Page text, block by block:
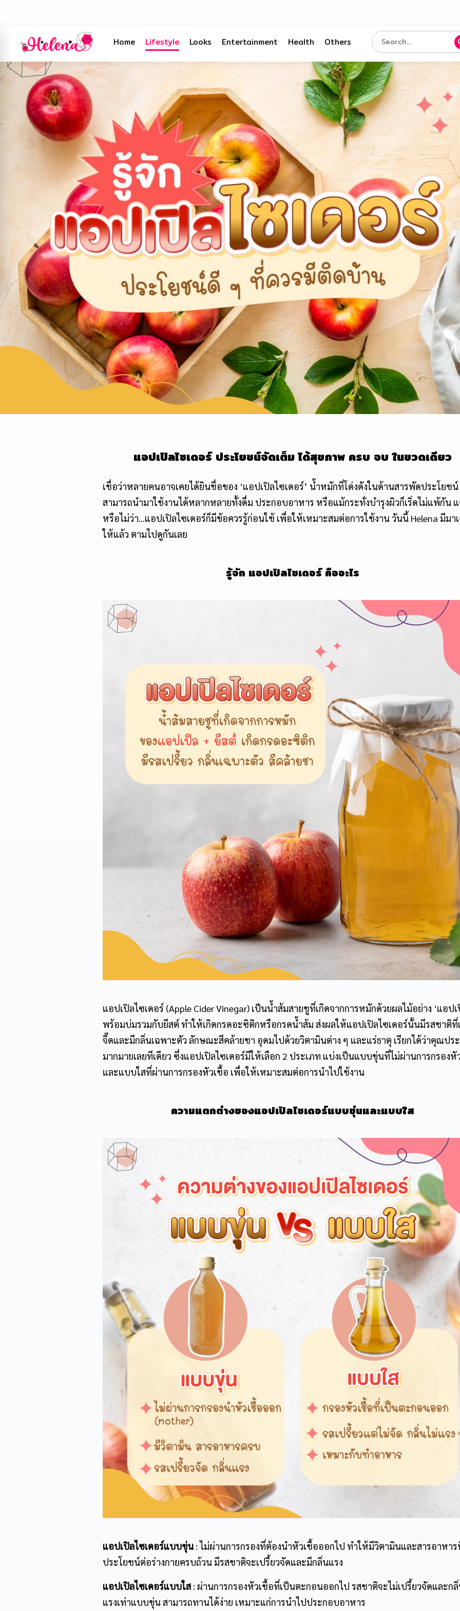
Home Lifestyle Looks Entertainment Health Others
แอปเปิลไซเดอร์ประโยชน์จัดเต็ม ได้สุขภาพ ครบ จบ ในขวดเดียว
เชื่อว่าหลายคนอาจเคยได้ยินชื่อของ ‘แอปเปิลไซเดอร์’ น้ำหมักที่โด่งดังในด้านสารพัดประโยชน์
สามารถนำมาใช้งานได้หลากหลายทั้งดื่ม ประกอบอาหาร หรือแม้กระทั่งบำรุงผิวก็เริ่ดไม่แพ้กัน
หรือไม่ว่า…แอปเปิลไซเดอร์ก็มีข้อควรรู้ก่อนใช้ เพื่อให้เหมาะสมต่อการใช้งาน วันนี้ Helena มีมา
ให้แล้ว ตามไปดูกันเลย
รู้จัก แอปเปิลไซเดอร์คืออะไร
แอปเปิลไซเดอร์ (Apple Cider Vinegar) เป็นน้ำส้มสายชูที่เกิดจากการหมักด้วยผลไม้อย่าง ‘แอปเ
พร้อมบ่มรวมกับยีสต์ ทำให้เกิดกรดอะซิติกหรือกรดน้ำส้ม ส่งผลให้แอปเปิลไซเดอร์นั้นมีรสชาติที่
จี๊ดและมีกลิ่นเฉพาะตัว ลักษณะสีคล้ายชา อุดมไปด้วยวิตามินต่าง ๆ และแร่ธาตุ เรียกได้ว่าคุณปร
มากมายเลยทีเดียว ซึ่งแอปเปิลไซเดอร์มีให้เลือก 2 ประเภท แบ่งเป็นแบบขุ่นที่ไม่ผ่านการกรองหั
และแบบใสที่ผ่านการกรองหัวเชื้อ เพื่อให้เหมาะสมต่อการนำไปใช้งาน
ความแตกต่างของแอปเปิลไซเดอร์แบบขุ่นและแบบใส
แอปเปิลไซเดอร์แบบขุ่น: ไม่ผ่านการกรองที่ต้องนำหัวเชื้อออกไป ทำให้มีวิตามินและสารอาหา
ประโยชน์ต่อร่างกายครบถ้วน มีรสชาติจะเปรี้ยวจัดและมีกลิ่นแรง
แอปเปิลไซเดอร์แบบใส: ผ่านการกรองหัวเชื้อที่เป็นตะกอนออกไป รสชาติจะไม่เปรี้ยวจัดและก
แรงเท่าแบบขุ่น สามารถทานได้ง่าย เหมาะแก่การนำไปประกอบอาหาร